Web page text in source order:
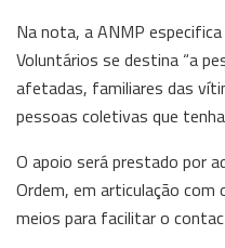
Na nota, a ANMP
Voluntários se destina “a
afetadas, familiares das
pessoas coletivas que
O apoio será prestado por
Ordem, em articulação com
meios para facilitar o